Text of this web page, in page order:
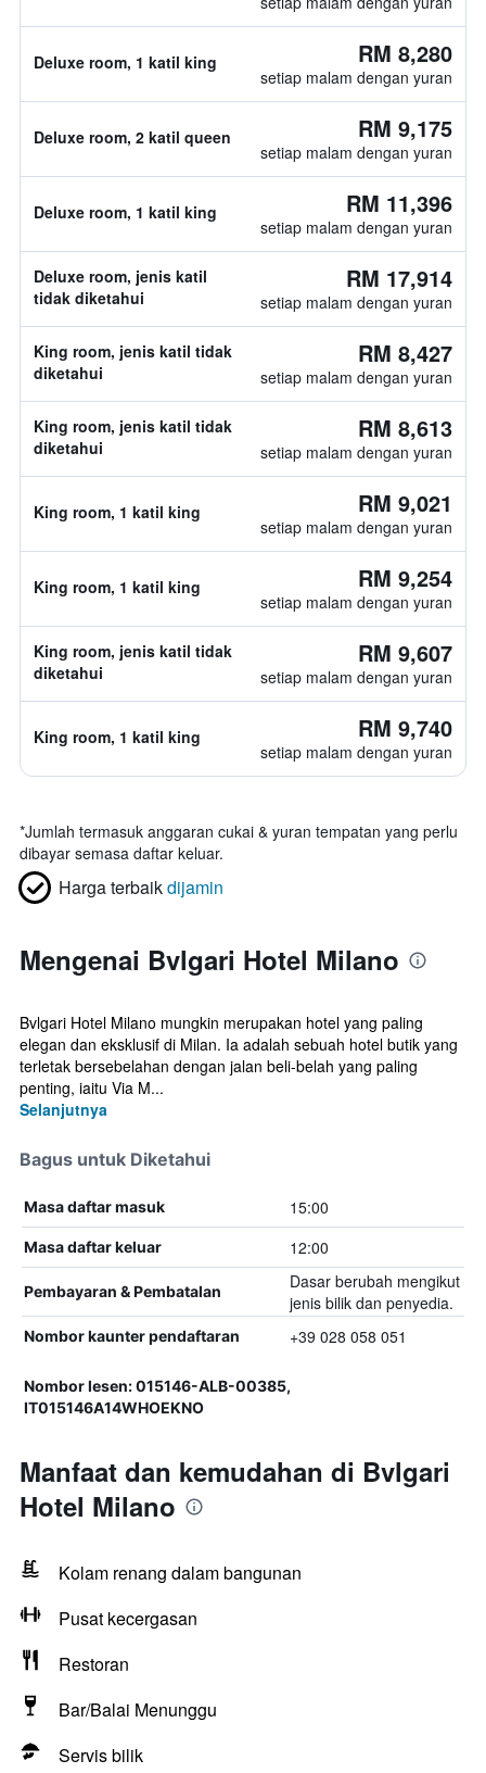
Deluxe room, 1 katil king RM 8,280
setiap malam dengan yuran
Deluxe room, 2 katil queen RM 9,175
setiap malam dengan yuran
Deluxe room, 1 katil king RM 11,396
setiap malam dengan yuran
Deluxe room, jenis katil
tidak diketahui
RM 17,914
setiap malam dengan yuran
King room, jenis katil tidak
diketahui
RM 8,427
setiap malam dengan yuran
King room, jenis katil tidak
diketahui
RM 8,613
setiap malam dengan yuran
King room, 1 katil king RM 9,021
setiap malam dengan yuran
King room, 1 katil king RM 9,254
setiap malam dengan yuran
King room, jenis katil tidak
diketahui
RM 9,607
setiap malam dengan yuran
King room, 1 katil king RM 9,740
setiap malam dengan yuran
*Jumlah termasuk anggaran cukai & yuran tempatan yang perlu
dibayar semasa daftar keluar.
Harga terbaikdijamin
Mengenai Bvlgari Hotel Milano
Bvlgari Hotel Milano mungkin merupakan hotel yang paling
elegan dan eksklusif di Milan. Ia adalah sebuah hotel butik yang
terletak bersebelahan dengan jalan beli-belah yang paling
penting, iaitu Via M...
Selanjutnya
Bagus untuk Diketahui
Masa daftar masuk 15:00
Masa daftar keluar 12:00
Pembayaran & Pembatalan
Dasar berubah mengikut
jenis bilik dan penyedia.
Nombor kaunter pendaftaran +39 028 058 051
Nombor lesen: 015146-ALB-00385,
IT015146A14WHOEKNO
Manfaat dan kemudahan di Bvlgari
Hotel Milano
Kolam renang dalam bangunan
Pusat kecergasan
Restoran
Bar/Balai Menunggu
Servis bilik